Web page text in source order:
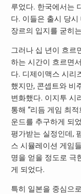
루었다. 한국에서는
다. 이들은 출시 당
장르의 입지를 굳히
그러나 십 년이 흐르
하는 시간이 흐르면
다. 디제이맥스 시리
했지만, 콘셉트와 비
변화했다. 이지투 시
통해 “리듬 게임 최
운드를 추구하게 되
평가받는 실정인데,
스 시뮬레이션 게임
명을 얻을 정도로 극
게 되었다.
특히 일본을 중심으